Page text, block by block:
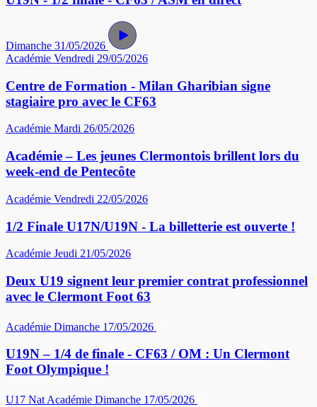
Dimanche 31/05/2026
Académie Vendredi 29/05/2026
Centre de Formation - Milan Gharibian signe
stagiaire pro avec le CF63
Académie Mardi 26/05/2026
Académie – Les jeunes Clermontois brillent lors du
week-end de Pentecôte
Académie Vendredi 22/05/2026
1/2 Finale U17N/U19N - La billetterie est ouverte !
Académie Jeudi 21/05/2026
Deux U19 signent leur premier contrat professionnel
avec le Clermont Foot 63
Académie Dimanche 17/05/2026
U19N – 1/4 de finale - CF63 / OM : Un Clermont
Foot Olympique !
U17 Nat Académie Dimanche 17/05/2026